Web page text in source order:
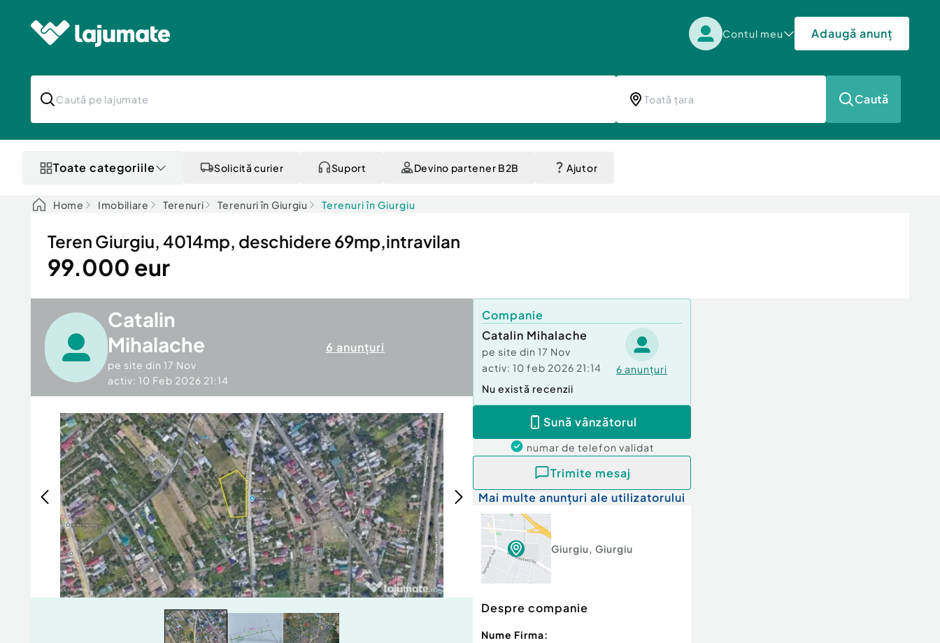
Contul meu Adaugă anunț
Caută
Toate categoriile Solicită curier Suport Devino partener B2B Ajutor
Home Imobiliare Terenuri Terenuri în Giurgiu Terenuri în Giurgiu
Teren Giurgiu, 4014mp, deschidere 69mp,intravilan
99.000 eur
Catalin
Mihalache
pe site din 17 Nov
activ: 10 Feb 2026 21:14
6 anunțuri
Companie
Catalin Mihalache
pe site din 17 Nov
activ: 10 feb 2026 21:14 6 anunțuri
Nu există recenzii
Sună vânzătorul
numar de telefon validat
Trimite mesaj
Mai multe anunțuri ale utilizatorului
Giurgiu, Giurgiu
Despre companie
Nume Firma: